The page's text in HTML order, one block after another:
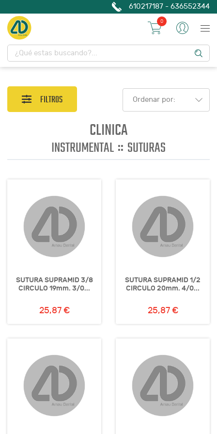
610217187 - 636552344
0
FILTROS Ordenar por:
CLINICA
INSTRUMENTAL :: SUTURAS
SUTURA SUPRAMID 3/8
CIRCULO 19mm. 3/0...
25,87 €
SUTURA SUPRAMID 1/2
CIRCULO 20mm. 4/0...
25,87 €